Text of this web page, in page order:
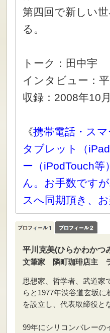
第四回で新しい
る。
トーク：田中宇
インタビュー：
収録：2008年10
《携帯電話・ス
タブレット（
ー（iPodTouch
ん。お手数です
スへ同期頂き、
平川克美(ひらかわかつ
文筆家 隣町珈琲店主
思想家、哲学者、武道家
らと1977年渋谷道玄坂
を設立し、代表取締役と
99年にシリコンバレーの